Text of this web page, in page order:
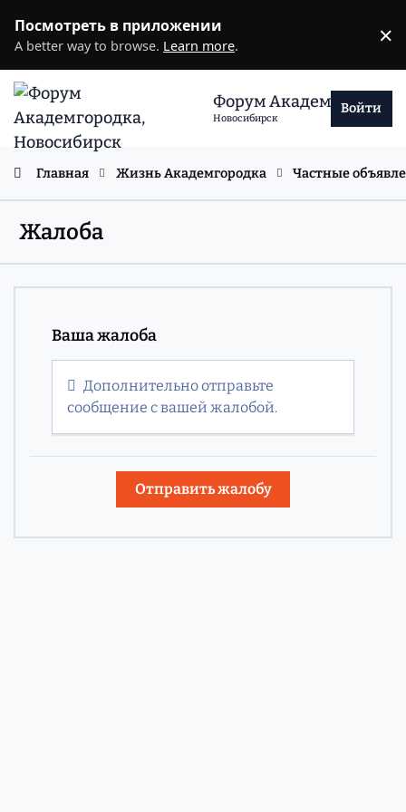
Посмотреть в приложении
A better way to browse. Learn more. ×
Форум Академгородка
Новосибирск
Войти
Главная Жизнь Академгородка Частные
Жалоба
Ваша жалоба
Дополнительно отправьте
сообщение с вашей жалобой.
Отправить жалобу